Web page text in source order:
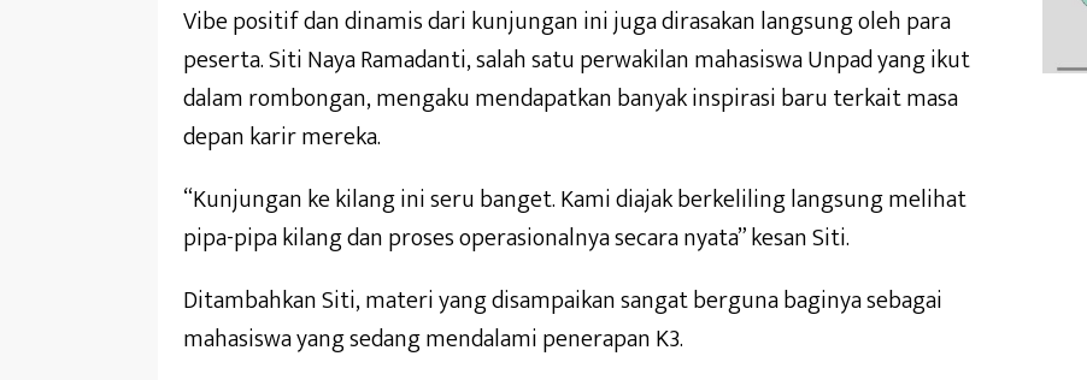
Vibe positif dan dinamis dari kunjungan ini juga dirasakan langsung oleh para
peserta. Siti Naya Ramadanti, salah satu perwakilan mahasiswa Unpad yang ikut
dalam rombongan, mengaku mendapatkan banyak inspirasi baru terkait masa
depan karir mereka.
“Kunjungan ke kilang ini seru banget. Kami diajak berkeliling langsung melihat
pipa-pipa kilang dan proses operasionalnya secara nyata” kesan Siti.
Ditambahkan Siti, materi yang disampaikan sangat berguna baginya sebagai
mahasiswa yang sedang mendalami penerapan K3.